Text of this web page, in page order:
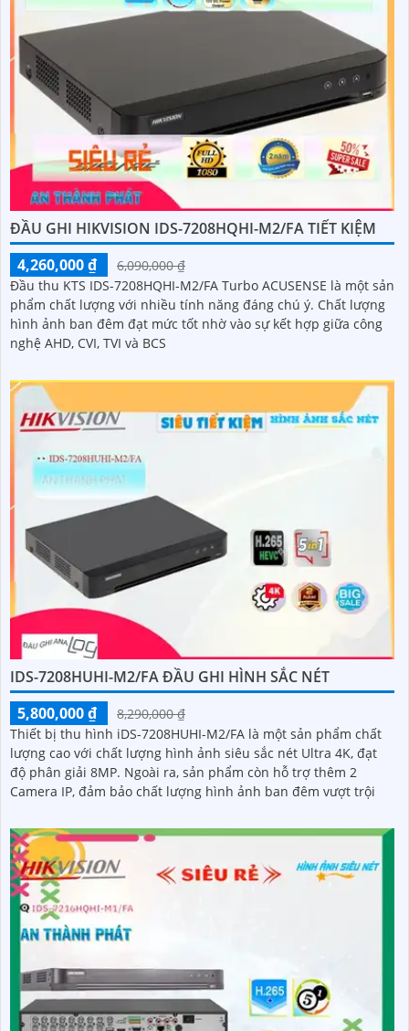
ĐẦU GHI HIKVISION IDS-7208HQHI-M2/FA TIẾT KIỆM
4,260,000 ₫
6,090,000 ₫
Đầu thu KTS IDS-7208HQHI-M2/FA Turbo ACUSENSE là một sản
phẩm chất lượng với nhiều tính năng đáng chú ý. Chất lượng
hình ảnh ban đêm đạt mức tốt nhờ vào sự kết hợp giữa công
nghệ AHD, CVI, TVI và BCS
IDS-7208HUHI-M2/FA ĐẦU GHI HÌNH SẮC NÉT
5,800,000 ₫
8,290,000 ₫
Thiết bị thu hình iDS-7208HUHI-M2/FA là một sản phẩm chất
lượng cao với chất lượng hình ảnh siêu sắc nét Ultra 4K, đạt
độ phân giải 8MP. Ngoài ra, sản phẩm còn hỗ trợ thêm 2
Camera IP, đảm bảo chất lượng hình ảnh ban đêm vượt trội